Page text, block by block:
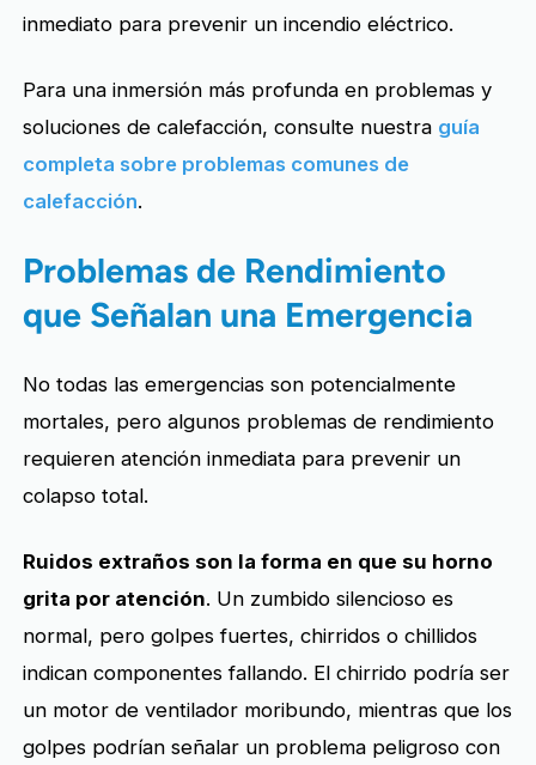
inmediato para prevenir un incendio eléctrico.
Para una inmersión más profunda en problemas y
soluciones de calefacción, consulte nuestra guía
completa sobre problemas comunes de
calefacción.
Problemas de Rendimiento
que Señalan una Emergencia
No todas las emergencias son potencialmente
mortales, pero algunos problemas de rendimiento
requieren atención inmediata para prevenir un
colapso total.
Ruidos extraños son la forma en que su horno
grita por atención. Un zumbido silencioso es
normal, pero golpes fuertes, chirridos o chillidos
indican componentes fallando. El chirrido podría ser
un motor de ventilador moribundo, mientras que los
golpes podrían señalar un problema peligroso con